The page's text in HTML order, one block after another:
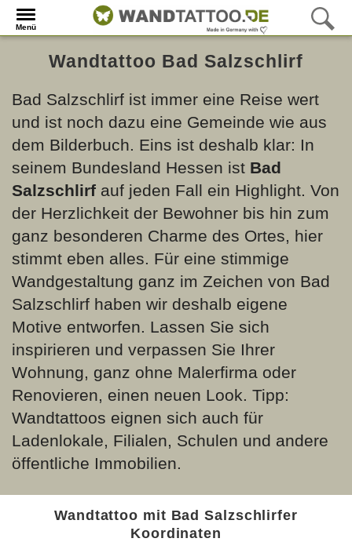
Menü
Wandtattoo Bad Salzschlirf
Bad Salzschlirf ist immer eine Reise wert
und ist noch dazu eine Gemeinde wie aus
dem Bilderbuch. Eins ist deshalb klar: In
seinem Bundesland Hessen ist Bad
Salzschlirf auf jeden Fall ein Highlight. Von
der Herzlichkeit der Bewohner bis hin zum
ganz besonderen Charme des Ortes, hier
stimmt eben alles. Für eine stimmige
Wandgestaltung ganz im Zeichen von Bad
Salzschlirf haben wir deshalb eigene
Motive entworfen. Lassen Sie sich
inspirieren und verpassen Sie Ihrer
Wohnung, ganz ohne Malerfirma oder
Renovieren, einen neuen Look. Tipp:
Wandtattoos eignen sich auch für
Ladenlokale, Filialen, Schulen und andere
öffentliche Immobilien.
Wandtattoo mit Bad Salzschlirfer
Koordinaten